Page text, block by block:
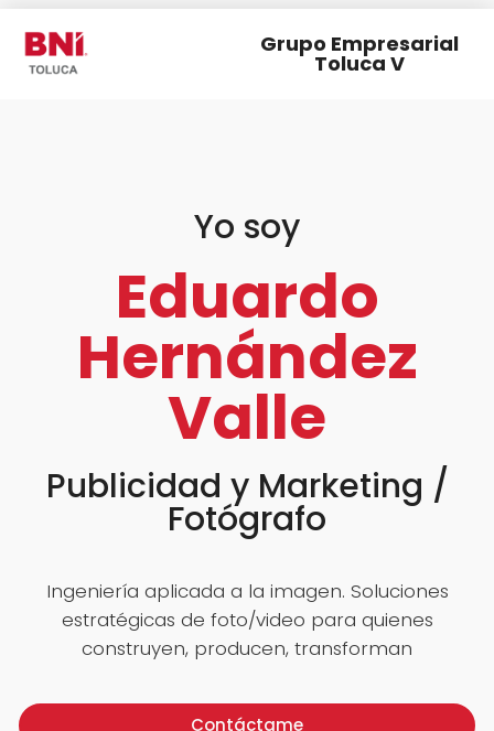
Grupo Empresarial
Toluca V
Yo soy
Eduardo
Hernández
Valle
Publicidad y Marketing /
Fotógrafo
Ingeniería aplicada a la imagen. Soluciones
estratégicas de foto/video para quienes
construyen, producen, transforman
Contáctame